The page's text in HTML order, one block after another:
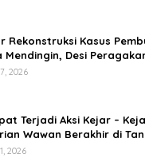
Rekonstruksi Kasus
Mendingin, Desi
2026
Terjadi Aksi Kejar –
Wawan Berakhir di
Polsek Lubuk Batang,
2026